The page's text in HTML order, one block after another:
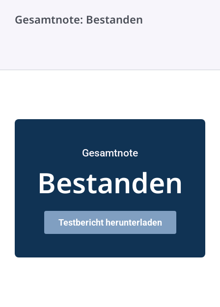
Gesamtnote: Bestanden
Gesamtnote
Bestanden
Testbericht herunterladen